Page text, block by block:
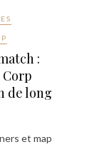
:
Corp
de long
et map